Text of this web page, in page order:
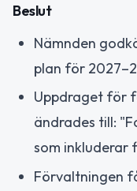
Beslut
Nämnden
plan för
Uppdraget för
ändrades till:
som inkluderar
Förvaltningen